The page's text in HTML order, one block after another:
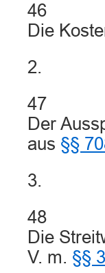
46
Die
2.
47
Der
aus §§
3.
48
Die
V. m. §§